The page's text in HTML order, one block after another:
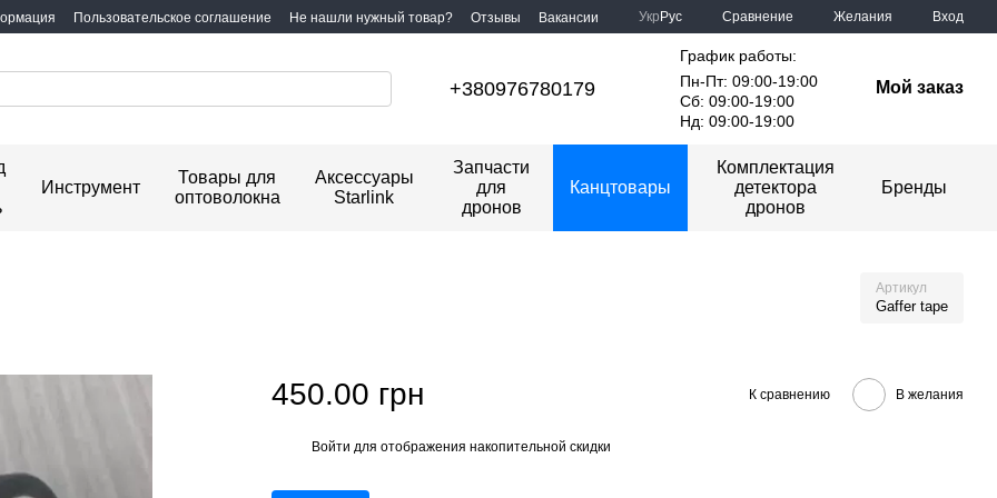
Пользовательское соглашение Не нашли нужный товар? Отзывы Вакансии Укр Рус Сравнение Желания Вход
+380976780179
График работы:
Пн-Пт: 09:00-19:00
Сб: 09:00-19:00
Нд: 09:00-19:00
Мой заказ
Инструмент
Товары для
оптоволокна
Аксессуары
Starlink
Запчасти
для
дронов
Канцтовары
Комплектация
детектора
дронов
Бренды
Артикул
Gaffer tape
450.00 грн К сравнению В желания
Войти для отображения накопительной скидки